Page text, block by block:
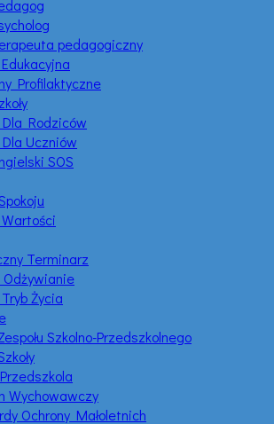
pedagogiczny
Profilaktyczne
Rodziców
Uczniów
SOS
Terminarz
Odżywianie
Życia
Szkolno-Przedszkolnego
Wychowawczy
Ochrony Małoletnich